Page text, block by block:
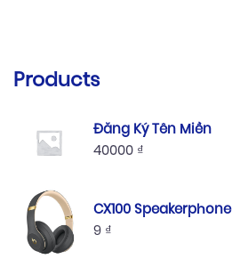
Products
Đăng Ký Tên Miền
40000 ₫
CX100 Speakerphone
9 ₫